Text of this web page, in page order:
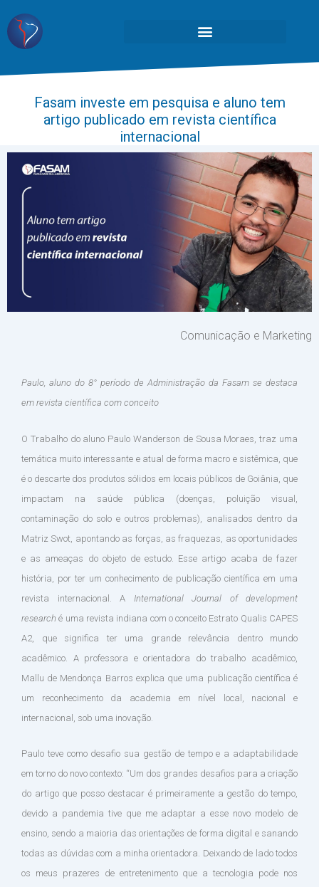
Fasam investe em pesquisa e aluno tem
artigo publicado em revista científica
internacional
Comunicação e Marketing
Paulo, aluno do 8° período de Administração da Fasam se destaca
em revista científica com conceito
O Trabalho do aluno Paulo Wanderson de Sousa Moraes, traz uma
temática muito interessante e atual de forma macro e sistêmica, que
é o descarte dos produtos sólidos em locais públicos de Goiânia, que
impactam na saúde pública (doenças, poluição visual,
contaminação do solo e outros problemas), analisados dentro da
Matriz Swot, apontando as forças, as fraquezas, as oportunidades
e as ameaças do objeto de estudo. Esse artigo acaba de fazer
história, por ter um conhecimento de publicação científica em uma
revista internacional. A International Journal of development
research é uma revista indiana com o conceito Estrato Qualis CAPES
A2, que significa ter uma grande relevância dentro mundo
acadêmico. A professora e orientadora do trabalho acadêmico,
Mallu de Mendonça Barros explica que uma publicação científica é
um reconhecimento da academia em nível local, nacional e
internacional, sob uma inovação.
Paulo teve como desafio sua gestão de tempo e a adaptabilidade
em torno do novo contexto: “Um dos grandes desafios para a criação
do artigo que posso destacar é primeiramente a gestão do tempo,
devido a pandemia tive que me adaptar a esse novo modelo de
ensino, sendo a maioria das orientações de forma digital e sanando
todas as dúvidas com a minha orientadora. Deixando de lado todos
os meus prazeres de entretenimento que a tecnologia pode nos